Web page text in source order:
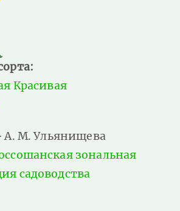
Красивая
А. М. Ульянищева
зональная
садоводства